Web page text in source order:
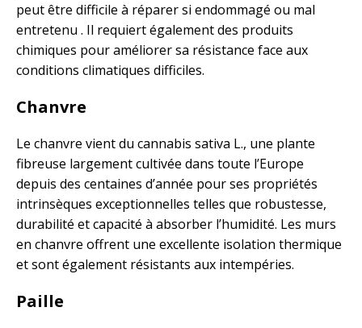
peut être difficile à réparer si endommagé ou mal
entretenu . Il requiert également des produits
chimiques pour améliorer sa résistance face aux
conditions climatiques difficiles.
Chanvre
Le chanvre vient du cannabis sativa L., une plante
fibreuse largement cultivée dans toute l’Europe
depuis des centaines d’année pour ses propriétés
intrinsèques exceptionnelles telles que robustesse,
durabilité et capacité à absorber l’humidité. Les murs
en chanvre offrent une excellente isolation thermique
et sont également résistants aux intempéries.
Paille